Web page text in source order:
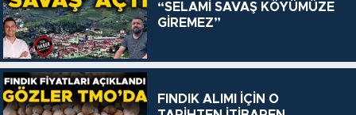
“SELAMİ SAVAŞ KÖYÜMÜZE
GİREMEZ”
FINDIK ALIMI İÇİN O